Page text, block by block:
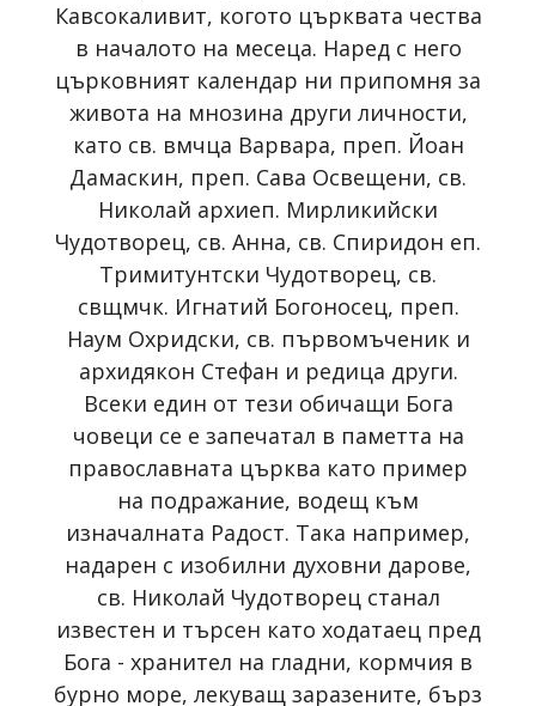
Кавсокаливит, когото църквата чества
в началото на месеца. Наред с него
църковният календар ни припомня за
живота на мнозина други личности,
като св. вмчца Варвара, преп. Йоан
Дамаскин, преп. Сава Освещени, св.
Николай архиеп. Мирликийски
Чудотворец, св. Анна, св. Спиридон еп.
Тримитунтски Чудотворец, св.
свщмчк. Игнатий Богоносец, преп.
Наум Охридски, св. първомъченик и
архидякон Стефан и редица други.
Всеки един от тези обичащи Бога
човеци се е запечатал в паметта на
православната църква като пример
на подражание, водещ към
изначалната Радост. Така например,
надарен с изобилни духовни дарове,
св. Николай Чудотворец станал
известен и търсен като ходатаец пред
Бога - хранител на гладни, кормчия в
бурно море, лекуващ заразените, бърз